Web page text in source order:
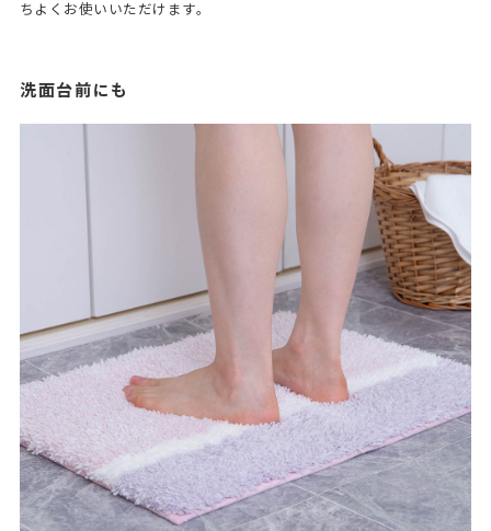
ちよくお使いいただけます。
洗面台前にも